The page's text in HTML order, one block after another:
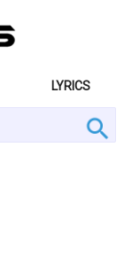
LYRICS